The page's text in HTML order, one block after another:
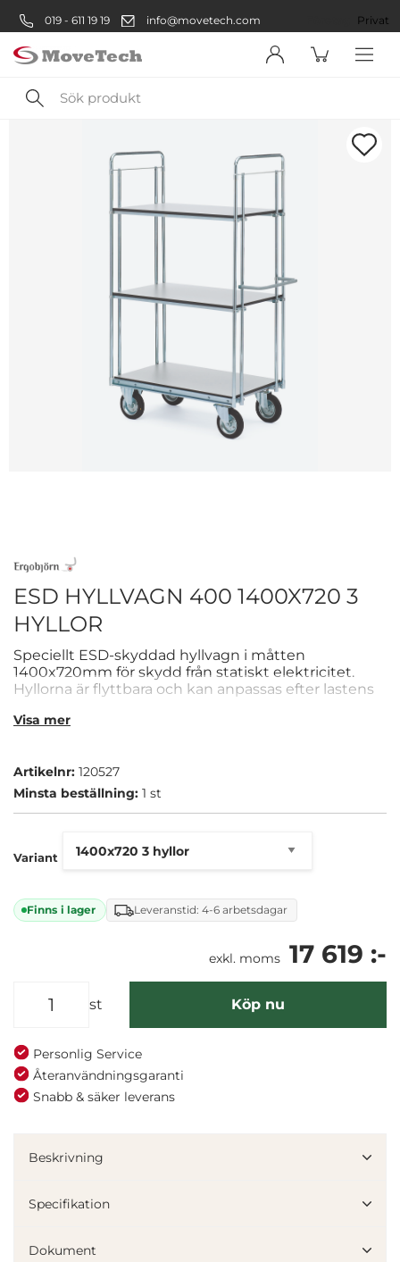
019 - 611 19 19 info@movetech.com Privat
Sök
produkt
ESD HYLLVAGN 400 1400X720 3
HYLLOR
Speciellt ESD-skyddad hyllvagn i måtten
1400x720mm för skydd från statiskt elektricitet.
Hyllorna är flyttbara och kan anpassas efter lastens
Visa mer
Artikelnr: 120527
Minsta beställning: 1 st
Variant
Finns i lager Leveranstid: 4-6 arbetsdagar
exkl. moms 17 619 :-
st Köp nu
Personlig Service
Återanvändningsgaranti
Snabb & säker leverans
Beskrivning
Specifikation
Dokument
Välkommen! Välj hur du vill
Privatperson